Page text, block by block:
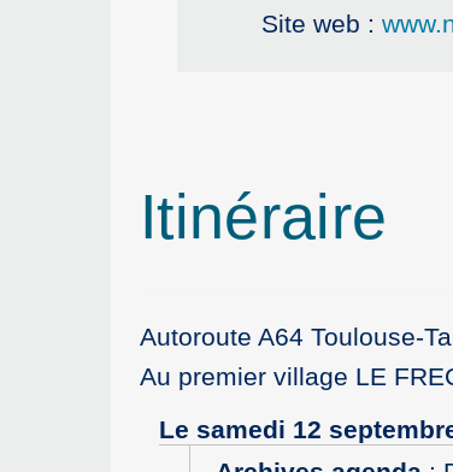
Site web :
Itinéraire
Autoroute A64 Toulouse-
Au premier village LE
Le samedi 12